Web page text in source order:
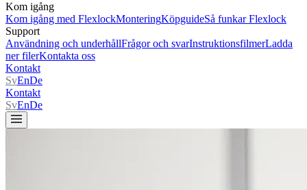
Kom igång
Kom igång med FlexlockMonteringKöpguideSå funkar Flexlock
Support
Användning och underhållFrågor och svarInstruktionsfilmerLadda
ner filerKontakta oss
Kontakt
SvEnDe
Kontakt
SvEnDe